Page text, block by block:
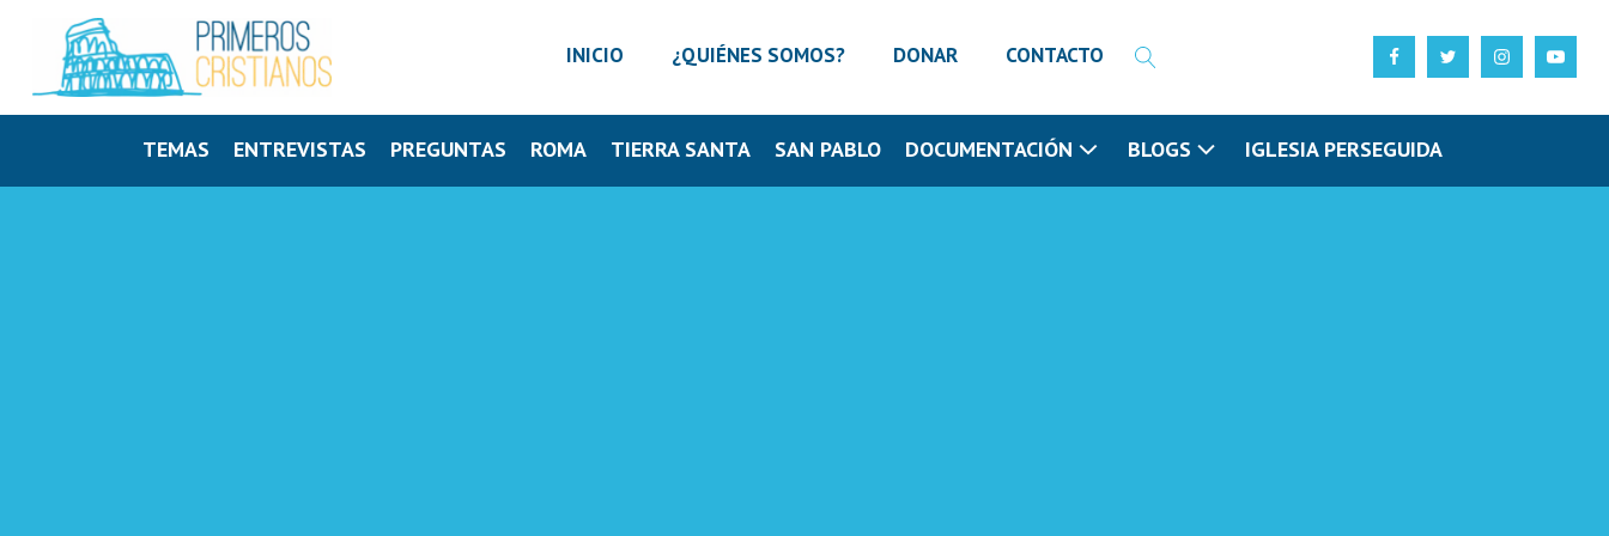
INICIO ¿QUIÉNES SOMOS? DONAR CONTACTO
TEMAS ENTREVISTAS PREGUNTAS ROMA TIERRA SANTA SAN PABLO DOCUMENTACIÓN BLOGS IGLESIA PERSEGUIDA